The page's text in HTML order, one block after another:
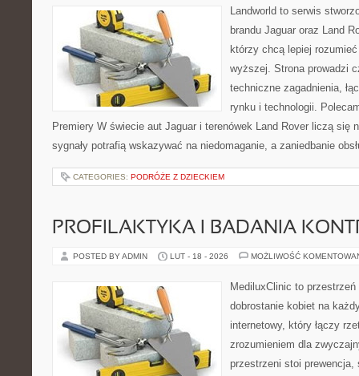
Landworld to serwis
brandu Jaguar oraz Land
którzy chcą lepiej
wyższej. Strona prowadzi
techniczne zagadnienia,
rynku i technologii.
Premiery W świecie aut Jaguar i terenówek Land Rover liczą się
sygnały potrafią wskazywać na niedomaganie, a zaniedbanie
CATEGORIES: PODRÓŻE Z DZIECKIEM
PROFILAKTYKA I BADANIA
POSTED BY ADMIN LUT - 18 - 2026 MOŻLIWOŚĆ
MediluxClinic to
dobrostanie kobiet na
internetowy, który łączy
zrozumieniem dla
przestrzeni stoi prewencja,